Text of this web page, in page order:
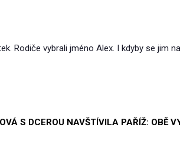
Rodiče vybrali jméno Alex. I kdyby se jim
S DCEROU NAVŠTÍVILA PAŘÍŽ: OBĚ